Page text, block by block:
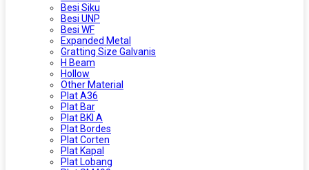
Besi Siku
Besi UNP
Besi WF
Expanded Metal
Gratting Size Galvanis
H Beam
Hollow
Other Material
Plat A36
Plat Bar
Plat BKI A
Plat Bordes
Plat Corten
Plat Kapal
Plat Lobang